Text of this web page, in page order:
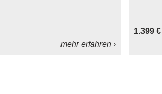
mehr erfahren ›
1.399 €